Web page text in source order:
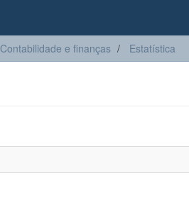
Contabilidade e finanças Estatística